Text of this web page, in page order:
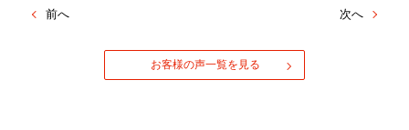
前へ 次へ
お客様の声一覧を見る